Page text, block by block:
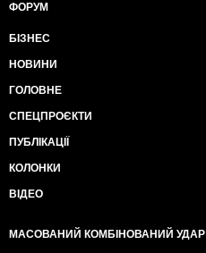
ФОРУМ
БІЗНЕС
НОВИНИ
ГОЛОВНЕ
СПЕЦПРОЄКТИ
ПУБЛІКАЦІЇ
КОЛОНКИ
ВІДЕО
МАСОВАНИЙ КОМБІНОВАНИЙ УДАР